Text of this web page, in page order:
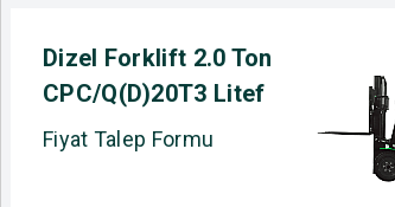
Dizel Forklift 2.0 Ton
CPC/Q(D)20T3 Litef
Fiyat Talep Formu